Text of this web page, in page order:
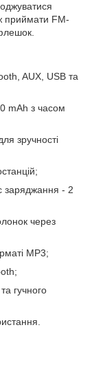
приймати FM-
AUX, USB та
mAh з часом
зручності
заряджання - 2
через
MP3;
гучного